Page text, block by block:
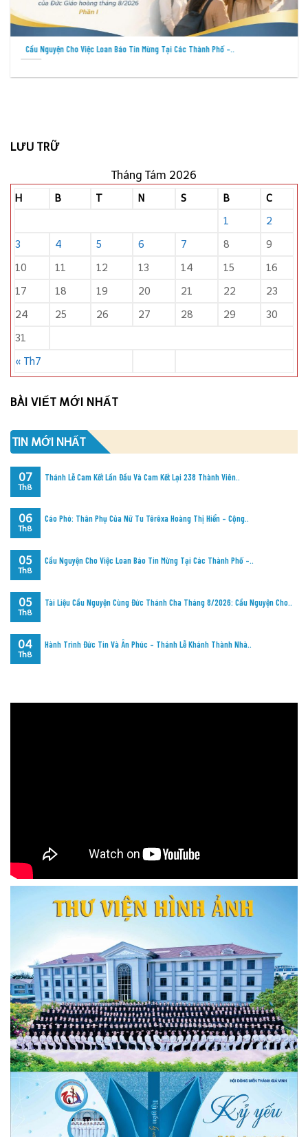
Cầu Nguyện Cho Việc Loan Báo Tin Mừng Tại Các Thành Phố –..
LƯU TRỮ
Tháng Tám 2026
H B T N S B C
« Th7
1
2
3
4 5 6 7 8
9
10
11 12 13 14 15
16
17
18 19 20 21 22
23
24
25 26 27 28 29
30
31
BÀI VIẾT MỚI NHẤT
TIN MỚI NHẤT
Thánh Lễ Cam Kết Lần Đầu Và Cam Kết Lại 238 Thành Viên..
07
Th8
Cáo Phó: Thân Phụ Của Nữ Tu Têrêxa Hoàng Thị Hiển – Cộng..
06
Th8
Cầu Nguyện Cho Việc Loan Báo Tin Mừng Tại Các Thành Phố –..
05
Th8
Tài Liệu Cầu Nguyện Cùng Đức Thánh Cha Tháng 8/2026: Cầu Nguyện Cho..
05
Th8
Hành Trình Đức Tin Và Ân Phúc – Thánh Lễ Khánh Thành Nhà..
04
Th8